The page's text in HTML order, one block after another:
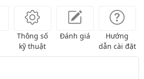
Thông số
kỹ thuật
Đánh giá
Hướng
dẫn cài đặt